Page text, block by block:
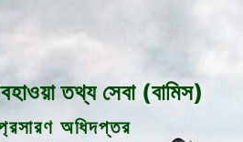
তথ্য সেবা (বামিস)
অধিদপ্তর